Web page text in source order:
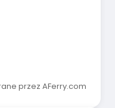
przez AFerry.com